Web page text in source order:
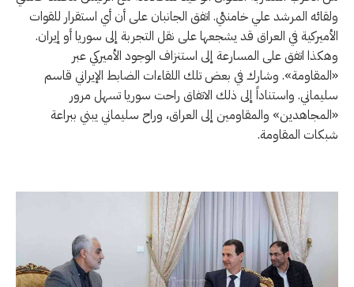
ولقائه المرشد علي خامنئي. اتفق الجانبان على أن أي استقرار للقوات
الأميركية في العراق قد يشجعها على نقل التجربة إلى سوريا أو إيران.
وهكذا اتفق على المسارعة إلى استنزاف الوجود الأميركي عبر
«المقاومة». وشارك في بعض تلك اللقاءات الضابط الإيراني قاسم
سليماني. واستناداً إلى ذلك الاتفاق راحت سوريا تسهل مرور
«المجاهدين» والمقاومين إلى العراق، وراح سليماني يبني ببراعة
شبكات المقاومة.